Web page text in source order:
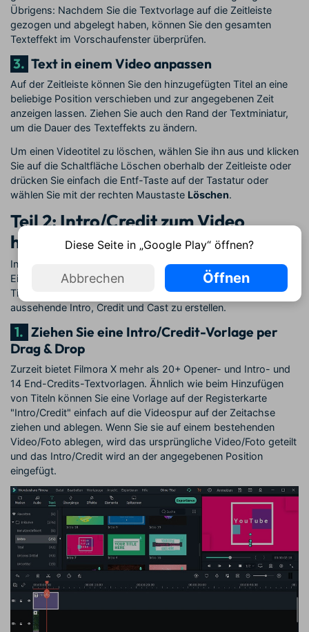
Übrigens: Nachdem Sie die Textvorlage auf die Zeitleiste
gezogen und abgelegt haben, können Sie den gesamten
Texteffekt im Vorschaufenster überprüfen.
3. Text in einem Video anpassen
Auf der Zeitleiste können Sie den hinzugefügten Titel an eine
beliebige Position verschieben und zur angegebenen Zeit
anzeigen lassen. Ziehen Sie auch den Rand der Textminiatur,
um die Dauer des Texteffekts zu ändern.
Um einen Videotitel zu löschen, wählen Sie ihn aus und klicken
Sie auf die Schaltfläche Löschen oberhalb der Zeitleiste oder
drücken Sie einfach die Entf-Taste auf der Tastatur oder
wählen Sie mit der rechten Maustaste Löschen.
Teil 2: Intro/Credit zum Video
hinzufügen
Intro/Credit ist eher eine Kombination aus Titel und Foto.
Eigentlich können Sie es überall auf der Videospur der
Timeline hinzufügen. Sie helfen Ihnen, Kapitel und gut
aussehende Intro, Credit und Cast zu erstellen.
1. Ziehen Sie eine Intro/Credit-Vorlage per
Drag & Drop
Zurzeit bietet Filmora X mehr als 20+ Opener- und Intro- und
14 End-Credits-Textvorlagen. Ähnlich wie beim Hinzufügen
von Titeln können Sie eine Vorlage auf der Registerkarte
"Intro/Credit" einfach auf die Videospur auf der Zeitachse
ziehen und ablegen. Wenn Sie sie auf einem bestehenden
Video/Foto ablegen, wird das ursprüngliche Video/Foto geteilt
und das Intro/Credit wird an der angegebenen Position
eingefügt.
Diese Seite in „Google Play“ öffnen?
Abbrechen Öffnen